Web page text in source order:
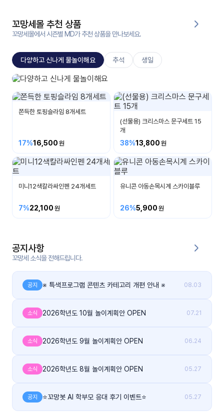
생
교
원
온라
인 강
의
강의
무료
강의
및
세미
수강
후기
자료
실
커
뮤
티
사항
우리
들의
후기
게시
타그
램
브
꼬망세몰 추천 상품
꼬망세몰에서 시즌별 MD가 추천 상품을 만나보세요.
다양하고 신나게 물놀이해요 추석 생일
지나상사
비눗방울/물총/말랑이/우산외
쫀득한 토핑슬라임 8개세트
17%16,500
(선물용) 크리스마스 문구세트 15
개
38%13,800
미니12색칼라싸인펜 24개세트
7%22,100
유니콘 아동손목시계 스카이블루
26%5,900
공지사항
꼬망세 소식을 전해드립니다.
공지 ※ 특색프로그램 콘텐츠 카테고리 개편 안내 ※ 08.03
소식 2026학년도 10월 놀이계획안 OPEN 07.21
소식 2026학년도 9월 놀이계획안 OPEN 06.24
소식 2026학년도 8월 놀이계획안 OPEN 05.27
공지 ⭐꼬망봇 AI 학부모 응대 후기 이벤트⭐ 05.27